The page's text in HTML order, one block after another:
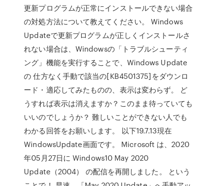
更新プログラムが正常にインストールできない場合
の対処方法について教えてください。 Windows
Updateで更新プログラムが正しくインストールさ
れない場合は、Windowsの「トラブルシューティ
ング」機能を実行することで、Windows Update
の 仕方なく手動で該当の[KB4501375]をダウンロ
ード・適応してみたものの、表示は変わらず。 ど
うすれば表示は消えますか？このまま待っていても
いいのでしょうか？ 難しいことができない人でも
わかる回答をお願いします。 以下19.7.13現在
WindowsUpdate画面です。 Microsoft は、2020
年05月27日に Windows10 May 2020
Update（2004） の配信を再開しました。 という